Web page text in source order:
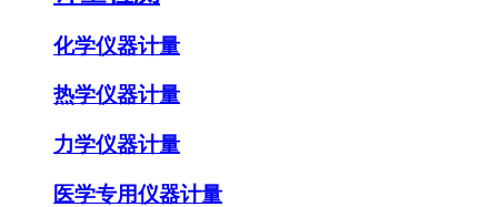
化学仪器计量
热学仪器计量
力学仪器计量
医学专用仪器计量